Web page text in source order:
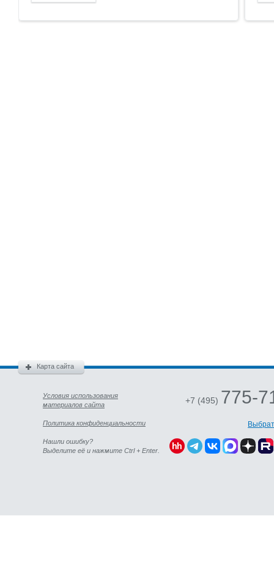
Карта сайта
Условия использования
материалов сайта
Политика конфиденциальности
Нашли ошибку?
Выделите её и нажмите Ctrl + Enter.
+7 (495) 775-